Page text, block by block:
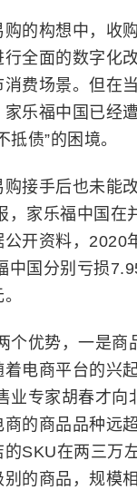
的构想中，收
全面的数字化
费场景。但在
家乐福中国已经
抵债”的困境。
接手后也未能
，家乐福中国在
开资料，2020
中国分别亏损
个优势，一是商
电商平台的兴
业专家胡春才向
的商品品种远
SKU在两三万
别的商品，规模